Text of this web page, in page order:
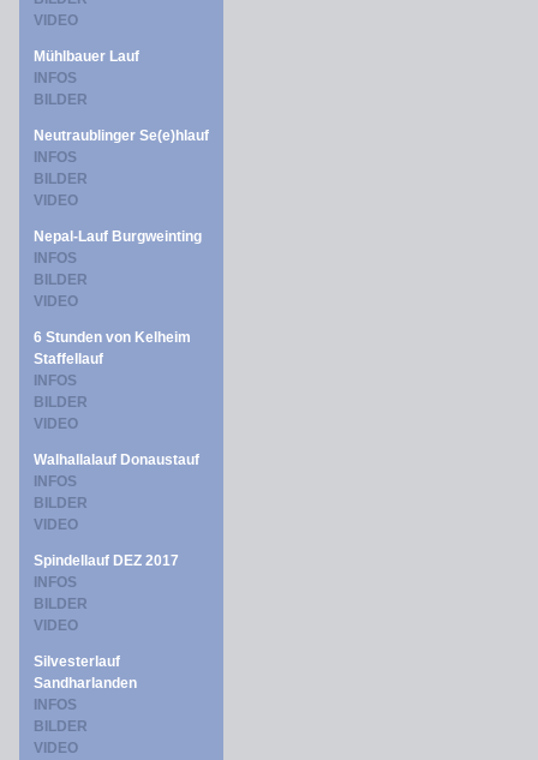
VIDEO
Mühlbauer Lauf
INFOS
BILDER
Neutraublinger Se(e)hlauf
INFOS
BILDER
VIDEO
Nepal-Lauf Burgweinting
INFOS
BILDER
VIDEO
6 Stunden von Kelheim
Staffellauf
INFOS
BILDER
VIDEO
Walhallalauf Donaustauf
INFOS
BILDER
VIDEO
Spindellauf DEZ 2017
INFOS
BILDER
VIDEO
Silvesterlauf
Sandharlanden
INFOS
BILDER
VIDEO